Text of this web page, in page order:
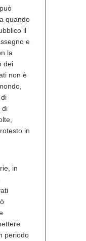
quando
il
e
la
dei
non è
di
in
in
periodo